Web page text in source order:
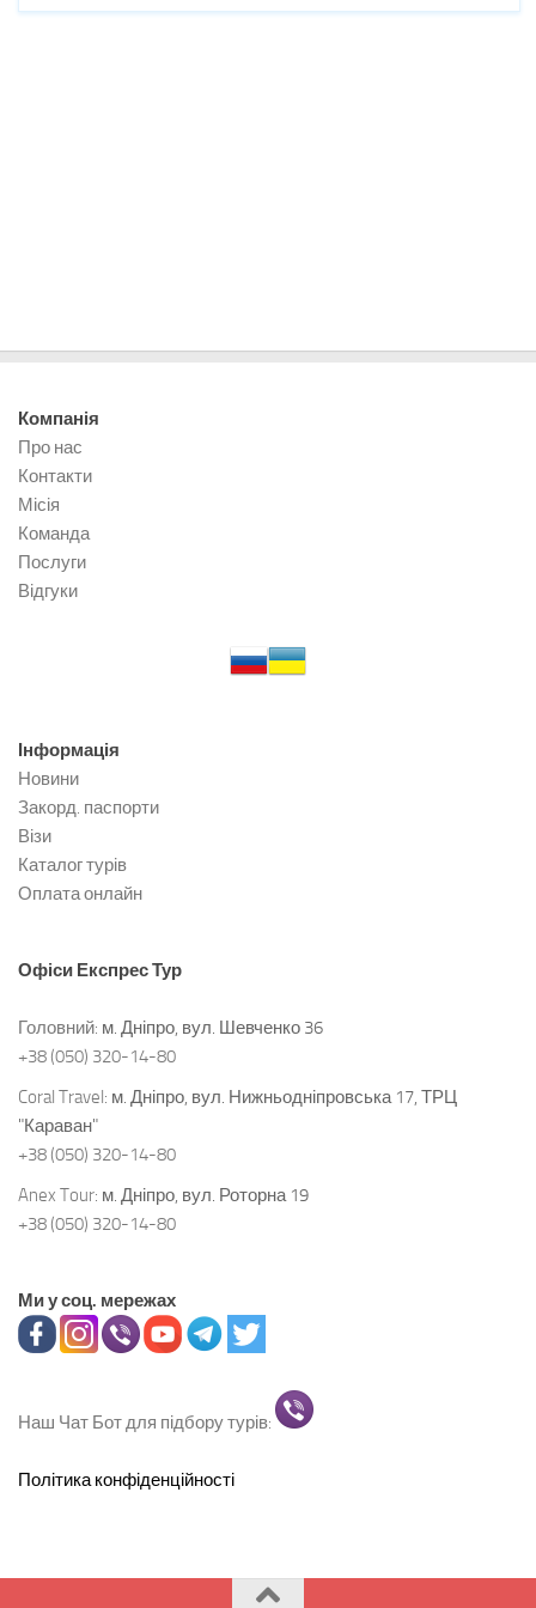
Компанія
Про нас
Контакти
Місія
Команда
Послуги
Відгуки
Інформація
Новини
Закорд. паспорти
Візи
Каталог турів
Оплата онлайн
Офіси Експрес Тур
Головний: м. Дніпро, вул. Шевченко 36
+38 (050) 320-14-80
Coral Travel: м. Дніпро, вул. Нижньодніпровська 17, ТРЦ
"Караван"
+38 (050) 320-14-80
Anex Tour: м. Дніпро, вул. Роторна 19
+38 (050) 320-14-80
Ми у соц. мережах
Наш Чат Бот для підбору турів:
Політика конфіденційності